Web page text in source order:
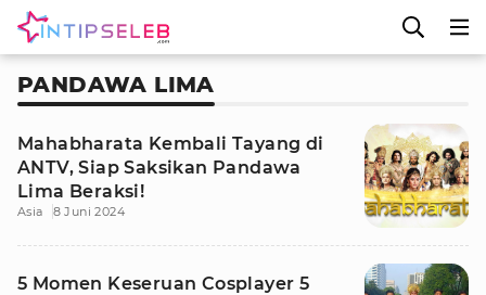
PANDAWA LIMA
Mahabharata Kembali Tayang di
ANTV, Siap Saksikan Pandawa
Lima Beraksi!
Asia 8 Juni 2024
5 Momen Keseruan Cosplayer 5